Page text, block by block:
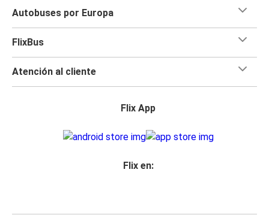
Autobuses por Europa
FlixBus
Atención al cliente
Flix App
Flix en: